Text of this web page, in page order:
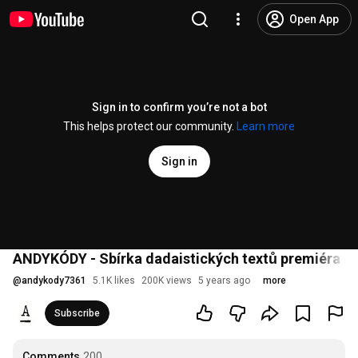
Open App
Sign in to confirm you’re not a bot
This helps protect our community.
Learn more
Sign in
ANDYKÓDY - Sbírka dadaistických textů premiéra
@andykody7361 5.1K likes 200K views 5 years ago more
Subscribe